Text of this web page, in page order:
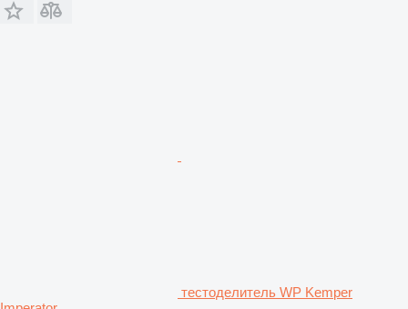
тестоделитель WP Kemper